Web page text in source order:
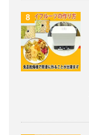
8